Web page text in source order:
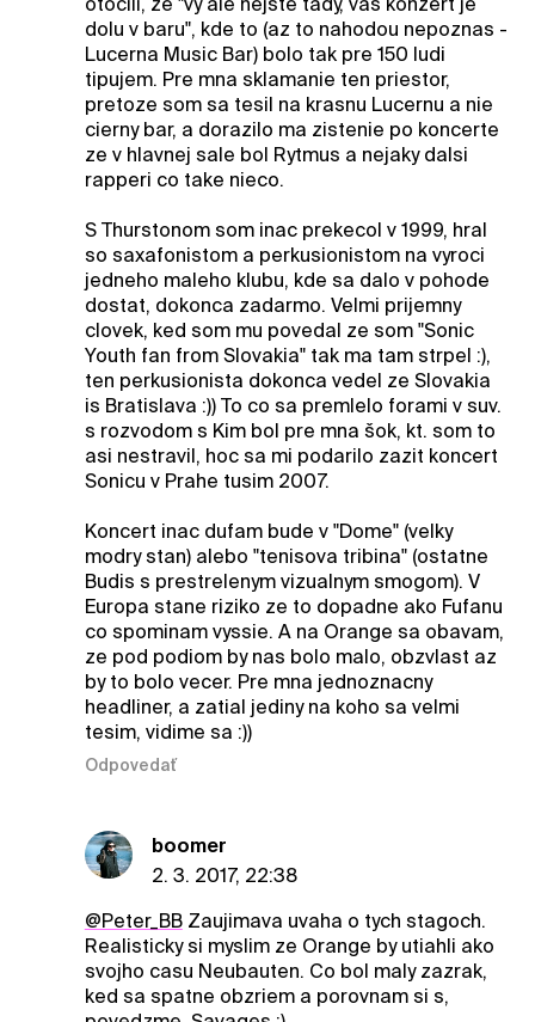
dolu v baru", kde to (az to nahodou nepoznas -
Lucerna Music Bar) bolo tak pre 150 ludi
tipujem. Pre mna sklamanie ten priestor,
pretoze som sa tesil na krasnu Lucernu a nie
cierny bar, a dorazilo ma zistenie po koncerte
ze v hlavnej sale bol Rytmus a nejaky dalsi
rapperi co take nieco.
S Thurstonom som inac prekecol v 1999, hral
so saxafonistom a perkusionistom na vyroci
jedneho maleho klubu, kde sa dalo v pohode
dostat, dokonca zadarmo. Velmi prijemny
clovek, ked som mu povedal ze som "Sonic
Youth fan from Slovakia" tak ma tam strpel :),
ten perkusionista dokonca vedel ze Slovakia
is Bratislava :)) To co sa premlelo forami v suv.
s rozvodom s Kim bol pre mna šok, kt. som to
asi nestravil, hoc sa mi podarilo zazit koncert
Sonicu v Prahe tusim 2007.
Koncert inac dufam bude v "Dome" (velky
modry stan) alebo "tenisova tribina" (ostatne
Budis s prestrelenym vizualnym smogom). V
Europa stane riziko ze to dopadne ako Fufanu
co spominam vyssie. A na Orange sa obavam,
ze pod podiom by nas bolo malo, obzvlast az
by to bolo vecer. Pre mna jednoznacny
headliner, a zatial jediny na koho sa velmi
tesim, vidime sa :))
Odpovedať
boomer
2. 3. 2017, 22:38
@Peter_BBZaujimava uvaha o tych stagoch.
Realisticky si myslim ze Orange by utiahli ako
svojho casu Neubauten. Co bol maly zazrak,
ked sa spatne obzriem a porovnam si s,